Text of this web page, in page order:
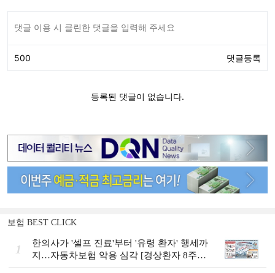
보험 BEST CLICK
1
한의사가 '셀프 진료'부터 '유령 환자' 행세까
지…자동차보험 악용 심각 [경상환자 8주룰
도입 초읽기]